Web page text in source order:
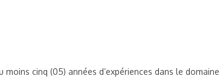
cinq (05) années d’expériences dans le domaine